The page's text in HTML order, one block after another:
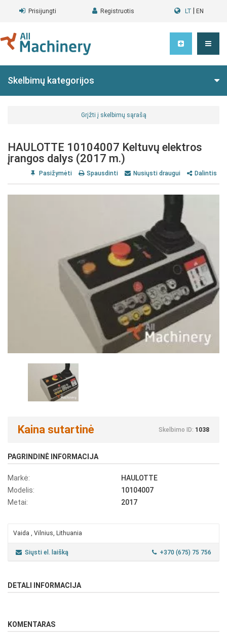
Prisijungti Registruotis LT EN
Skelbimų kategorijos
Grįžti į skelbimų sąrašą
HAULOTTE 10104007 Keltuvų elektros
įrangos dalys (2017 m.)
Pasižymėti Spausdinti Nusiųsti draugui Dalintis
Kaina sutartinė Skelbimo ID: 1038
PAGRINDINĖ INFORMACIJA
Markė:
HAULOTTE
Modelis:
10104007
Metai:
2017
Vaida , Vilnius, Lithuania
Siųsti el. laišką +370 (675) 75 756
DETALI INFORMACIJA
KOMENTARAS